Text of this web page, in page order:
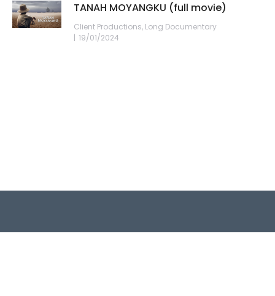
TANAH MOYANGKU (full movie)
Client Productions, Long Documentary
19/01/2024